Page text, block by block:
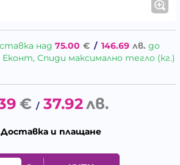
над 75.00 € / 146.69 лв. до
Еконт, Спиди максимално тегло (кг.)
€ / 37.92лв.
Доставка и плащане